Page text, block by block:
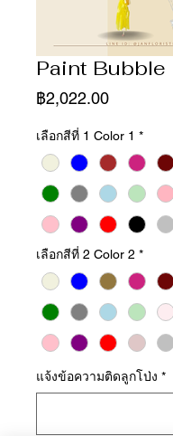
Paint Bubble
฿2,022.00ราคา
เลือกสีที่ 1 Color 1 *
เลือกสีที่ 2 Color 2 *
แจ้งข้อความติดลูกโป่ง *